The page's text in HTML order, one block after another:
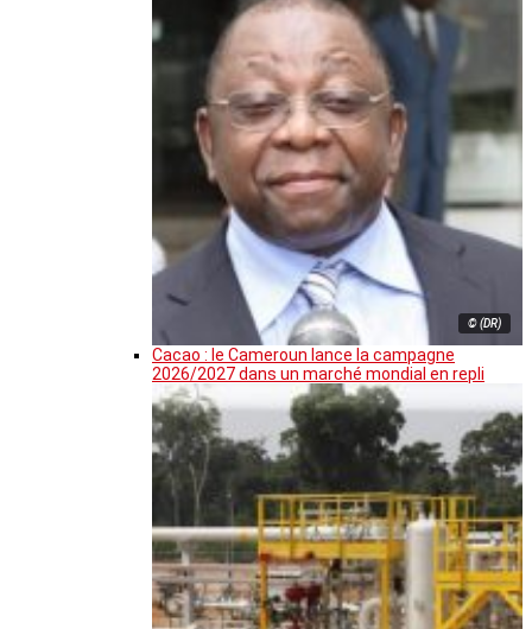
© (DR)
Cacao : le Cameroun lance la campagne
2026/2027 dans un marché mondial en repli